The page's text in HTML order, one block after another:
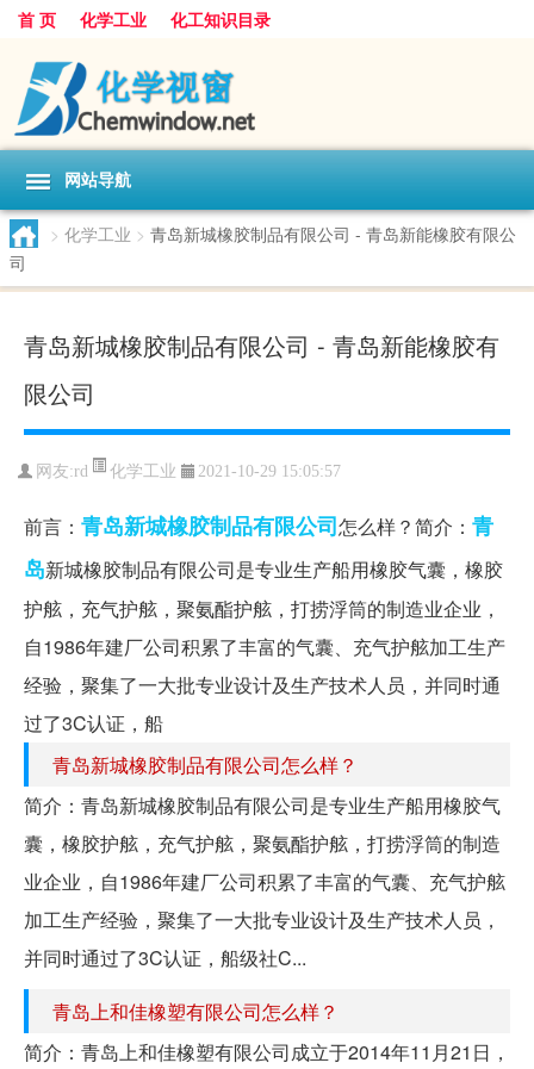
首 页 化学工业 化工知识目录
网站导航
> 化学工业 > 青岛新城橡胶制品有限公司 - 青岛新能橡胶有限公
司
青岛新城橡胶制品有限公司 - 青岛新能橡胶有
限公司
网友:rd 化学工业 2021-10-29 15:05:57
前言： 青岛新城橡胶制品有限公司怎么样？简介： 青
岛新城橡胶制品有限公司是专业生产船用橡胶气囊，橡胶
护舷，充气护舷，聚氨酯护舷，打捞浮筒的制造业企业，
自1986年建厂公司积累了丰富的气囊、充气护舷加工生产
经验，聚集了一大批专业设计及生产技术人员，并同时通
过了3C认证，船
青岛新城橡胶制品有限公司怎么样？
简介：青岛新城橡胶制品有限公司是专业生产船用橡胶气
囊，橡胶护舷，充气护舷，聚氨酯护舷，打捞浮筒的制造
业企业，自1986年建厂公司积累了丰富的气囊、充气护舷
加工生产经验，聚集了一大批专业设计及生产技术人员，
并同时通过了3C认证，船级社C...
青岛上和佳橡塑有限公司怎么样？
简介：青岛上和佳橡塑有限公司成立于2014年11月21日，